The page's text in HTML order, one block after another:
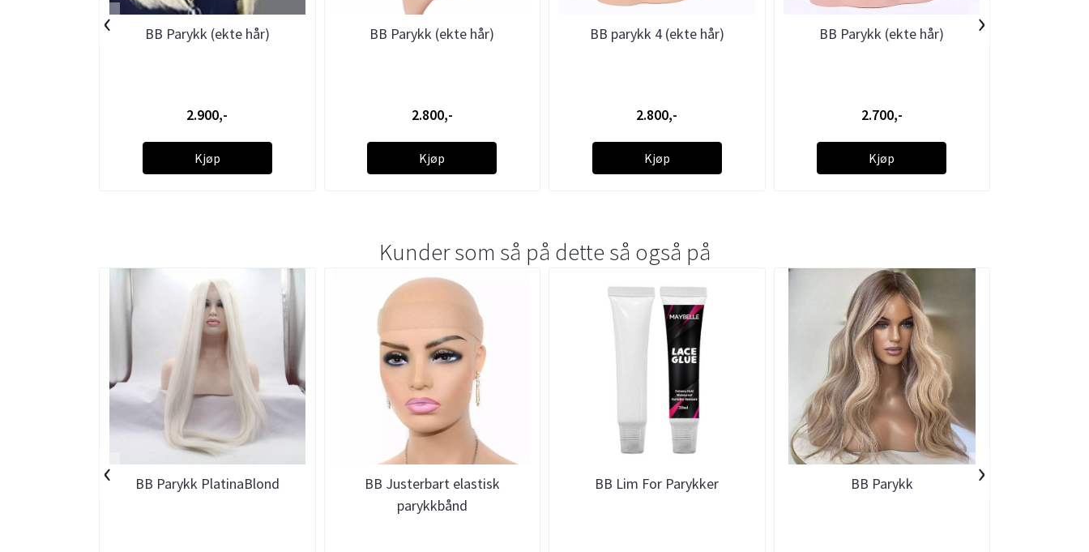
BB Parykk (ekte hår)
2.900,-
Kjøp
BB Parykk (ekte hår)
2.800,-
Kjøp
BB parykk 4 (ekte hår)
2.800,-
Kjøp
BB Parykk (ekte hår)
2.700,-
Kjøp
‹ ›
Kunder som så på dette så også på
BB Parykk PlatinaBlond
BB Justerbart elastisk
parykkbånd
BB Lim For Parykker BB Parykk
‹ ›